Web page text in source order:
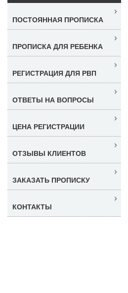
ПОСТОЯННАЯ ПРОПИСКА
ПРОПИСКА ДЛЯ РЕБЕНКА
РЕГИСТРАЦИЯ ДЛЯ РВП
ОТВЕТЫ НА ВОПРОСЫ
ЦЕНА РЕГИСТРАЦИИ
ОТЗЫВЫ КЛИЕНТОВ
ЗАКАЗАТЬ ПРОПИСКУ
КОНТАКТЫ